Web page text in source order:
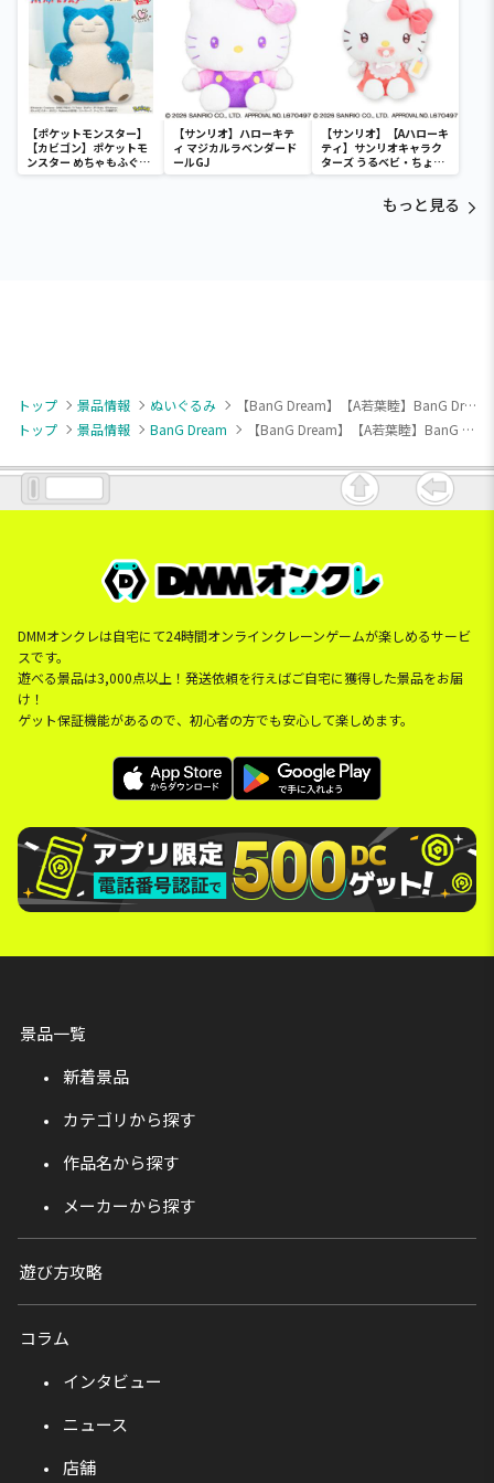
【ポケットモンスター】
【カビゴン】ポケットモ
ンスター めちゃもふぐっ
と ほっこりいやされぬい
【サンリオ】ハローキテ
ィ マジカルラベンダード
ールGJ
【サンリオ】【Aハローキ
ティ】サンリオキャラク
ターズ うるベビ・ちょい
デカドール
もっと見る
トップ 景品情報 ぬいぐるみ
【BanG Dream】【A若葉睦】BanG Dream! 寝そべり ミニぬいぐるみ“CRYCHIC” Vol.2（EX）
トップ
景品情報 BanG Dream 【BanG Dream】【A若葉睦】BanG Dream! 寝そべり ミニぬいぐるみ“CRYCHIC” Vol.2（EX）
DMMオンクレは自宅にて24時間オンラインクレーンゲームが楽しめるサービ
スです。
遊べる景品は3,000点以上！発送依頼を行えばご自宅に獲得した景品をお届
け！
ゲット保証機能があるので、初心者の方でも安心して楽しめます。
景品一覧
新着景品
カテゴリから探す
作品名から探す
メーカーから探す
遊び方攻略
コラム
インタビュー
ニュース
店舗